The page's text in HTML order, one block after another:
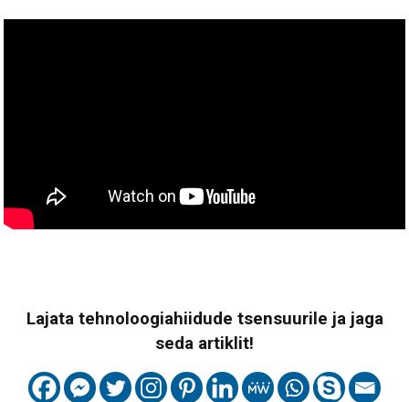
Lajata tehnoloogiahiidude tsensuurile ja jaga
seda artiklit!